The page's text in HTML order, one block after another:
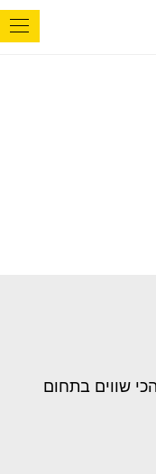
שווים בתחום